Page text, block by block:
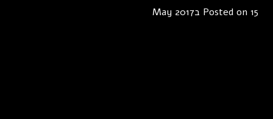
Posted on 15 בMay 2017